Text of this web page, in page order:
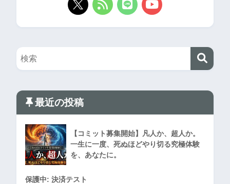
最近の投稿
【コミット募集開始】凡人か、超人か。
一生に一度、死ぬほどやり切る究極体験
を、あなたに。
保護中: 決済テスト